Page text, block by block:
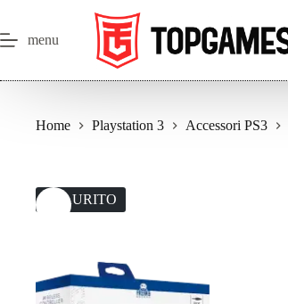
contenuto
menu
Home Playstation 3 Accessori PS3
ESAURITO